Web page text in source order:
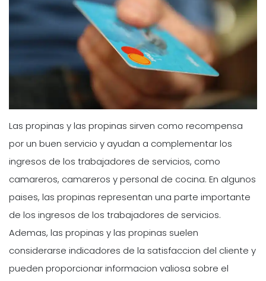
Las propinas y las propinas sirven como recompensa
por un buen servicio y ayudan a complementar los
ingresos de los trabajadores de servicios, como
camareros, camareros y personal de cocina. En algunos
paises, las propinas representan una parte importante
de los ingresos de los trabajadores de servicios.
Ademas, las propinas y las propinas suelen
considerarse indicadores de la satisfaccion del cliente y
pueden proporcionar informacion valiosa sobre el